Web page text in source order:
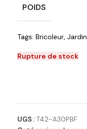
POIDS
Tags: Bricoleur,
Rupture de stock
UGS : T42-A30PBF